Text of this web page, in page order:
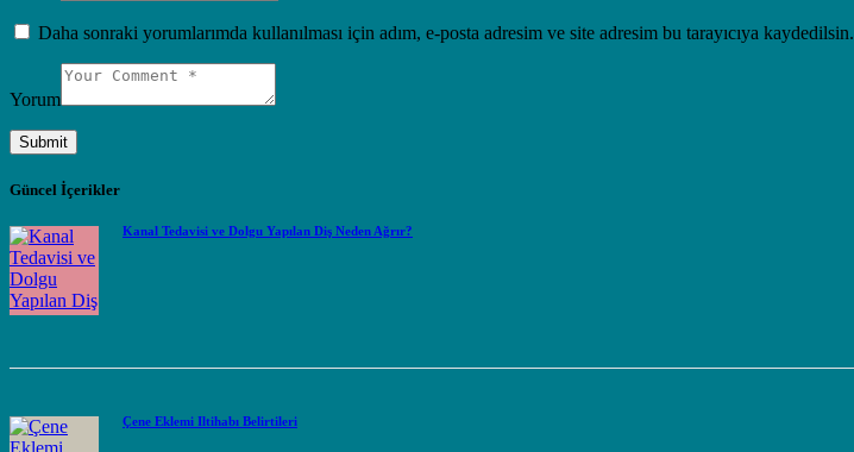
Daha sonraki yorumlarımda kullanılması için adım, e-posta adresim ve site adresim bu tarayıcıya kaydedilsin.
Yorum
Güncel İçerikler
Kanal Tedavisi ve Dolgu Yapılan Diş Neden Ağrır?
Çene Eklemi İltihabı Belirtileri